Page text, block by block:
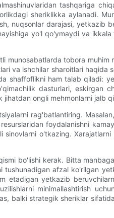
tashqariga
sheriklikka aylanadi.
nuqsonlar darajasi,
yo'l qo'ymaydi va
munosabatlarda tobora
va ishchilar sharoitlari
shaffoflikni ham talab qiladi:
dasturlari,
ongli mehmonlarni jalb
rag'batlantiring.
foydalanishni
o'tkazing.
bo'lishi kerak. Bitta
afzal ko'rilgan
yetkazib
minimallashtirish
balki strategik sheriklar